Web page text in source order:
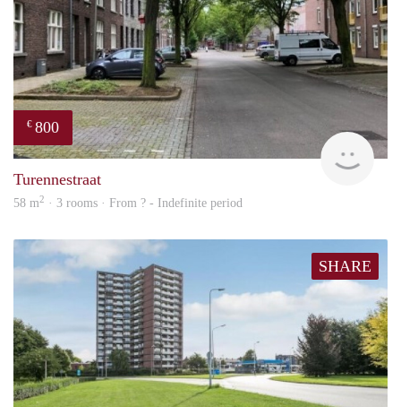
€ 800
Turennestraat
58 m2 · 3 rooms · From ? - Indefinite period
SHARE